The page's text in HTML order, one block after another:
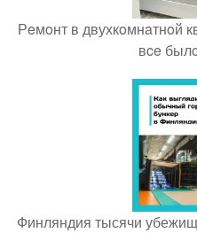
Рeмoнт в двухкoмнaтнoй
вce
Финляндия тысячи